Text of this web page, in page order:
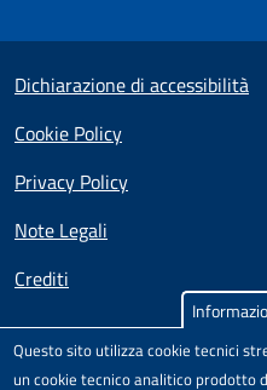
Questo sito utilizza cookie tecnici
un cookie tecnico analitico prodotto
Small prints
Useful links
Dichiarazione di accessibilità
Cookie Policy
Privacy Policy
Note Legali
Crediti
TestSito realizzato e
Comunità di pratica per